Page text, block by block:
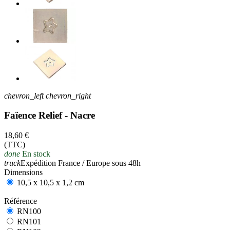
chevron_left chevron_right
Faïence Relief - Nacre
18,60 €
(TTC)
done En stock
truckExpédition France / Europe sous 48h
Dimensions
10,5 x 10,5 x 1,2 cm
Référence
RN100
RN100
RN101
RN101